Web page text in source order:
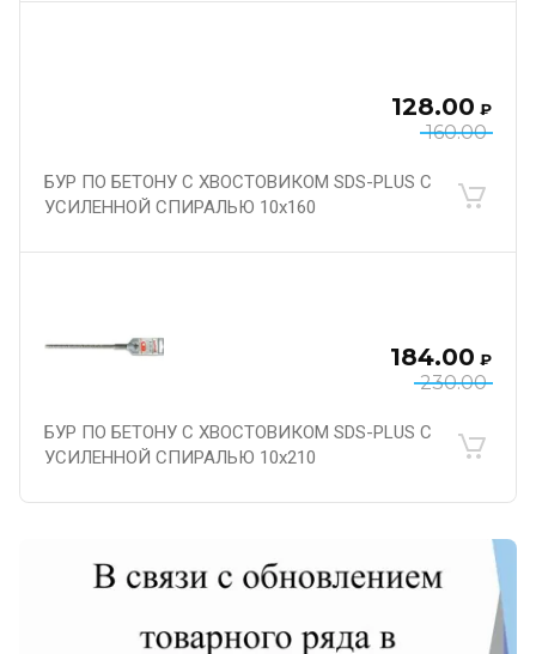
160.00
128.00 ₽
БУР ПО БЕТОНУ С ХВОСТОВИКОМ SDS-PLUS С
УСИЛЕННОЙ СПИРАЛЬЮ 10х160
230.00
184.00 ₽
БУР ПО БЕТОНУ С ХВОСТОВИКОМ SDS-PLUS С
УСИЛЕННОЙ СПИРАЛЬЮ 10х210